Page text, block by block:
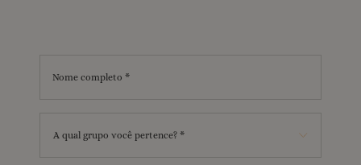
Nome completo *
A qual grupo você pertence? *